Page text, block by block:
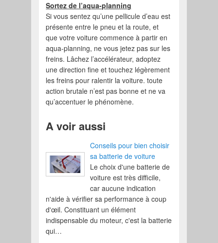
Sortez de l’aqua-planning
Si vous sentez qu’une pellicule d’eau est
présente entre le pneu et la route, et
que votre voiture commence à partir en
aqua-planning, ne vous jetez pas sur les
freins. Lâchez l’accélérateur, adoptez
une direction fine et touchez légèrement
les freins pour ralentir la voiture. toute
action brutale n’est pas bonne et ne va
qu’accentuer le phénomène.
A voir aussi
Conseils pour bien choisir
sa batterie de voiture
Le choix d'une batterie de
voiture est très difficile,
car aucune indication
n'aide à vérifier sa performance à coup
d'œil. Constituant un élément
indispensable du moteur, c'est la batterie
qui…